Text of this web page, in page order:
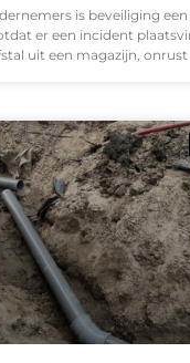
is beveiliging
er een incident
uit een magazijn, onrust